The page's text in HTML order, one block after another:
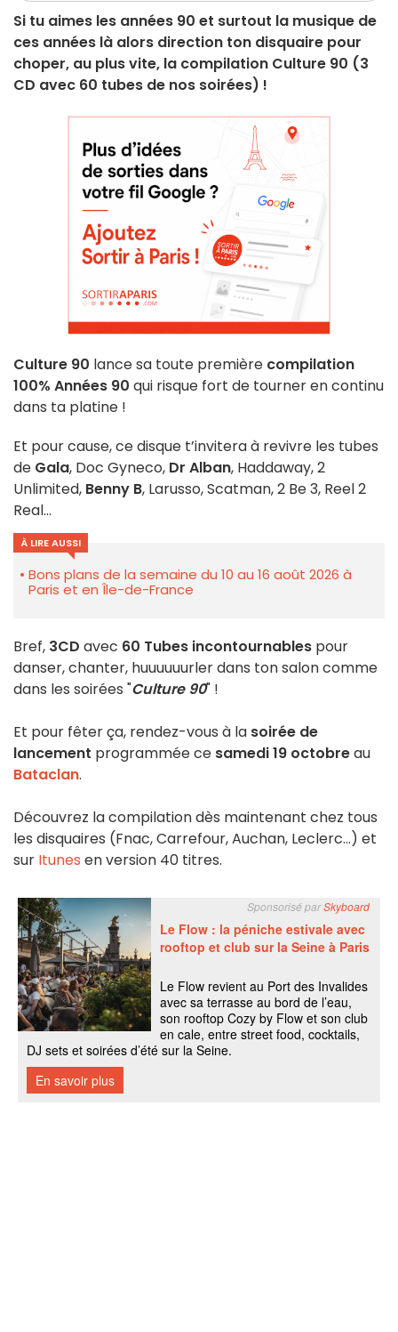
Si tu aimes les années 90 et surtout la musique de
ces années là alors direction ton disquaire pour
choper, au plus vite, la compilation Culture 90 (3
CD avec 60 tubes de nos soirées) !
Culture 90 lance sa toute première compilation
100% Années 90 qui risque fort de tourner en continu
dans ta platine !
Et pour cause, ce disque t’invitera à revivre les tubes
de Gala, Doc Gyneco, Dr Alban, Haddaway, 2
Unlimited, Benny B, Larusso, Scatman, 2 Be 3, Reel 2
Real…
À LIRE AUSSI
Bons plans de la semaine du 10 au 16 août 2026 à
Paris et en Île-de-France
Bref, 3CD avec 60 Tubes incontournables pour
danser, chanter, huuuuuurler dans ton salon comme
dans les soirées "Culture 90" !
Et pour fêter ça, rendez-vous à la soirée de
lancement programmée ce samedi 19 octobreau
Bataclan.
Découvrez la compilation dès maintenant chez tous
les disquaires (Fnac, Carrefour, Auchan, Leclerc…) et
sur Itunes en version 40 titres.